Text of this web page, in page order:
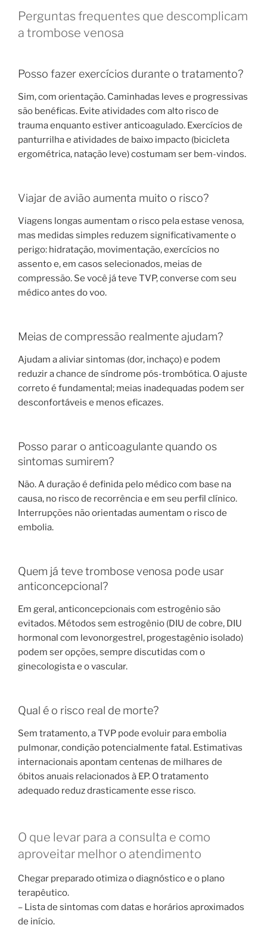
Perguntas frequentes que descomplicam
a trombose venosa
Posso fazer exercícios durante o tratamento?
Sim, com orientação. Caminhadas leves e progressivas
são benéficas. Evite atividades com alto risco de
trauma enquanto estiver anticoagulado. Exercícios de
panturrilha e atividades de baixo impacto (bicicleta
ergométrica, natação leve) costumam ser bem-vindos.
Viajar de avião aumenta muito o risco?
Viagens longas aumentam o risco pela estase venosa,
mas medidas simples reduzem significativamente o
perigo: hidratação, movimentação, exercícios no
assento e, em casos selecionados, meias de
compressão. Se você já teve TVP, converse com seu
médico antes do voo.
Meias de compressão realmente ajudam?
Ajudam a aliviar sintomas (dor, inchaço) e podem
reduzir a chance de síndrome pós-trombótica. O ajuste
correto é fundamental; meias inadequadas podem ser
desconfortáveis e menos eficazes.
Posso parar o anticoagulante quando os
sintomas sumirem?
Não. A duração é definida pelo médico com base na
causa, no risco de recorrência e em seu perfil clínico.
Interrupções não orientadas aumentam o risco de
embolia.
Quem já teve trombose venosa pode usar
anticoncepcional?
Em geral, anticoncepcionais com estrogênio são
evitados. Métodos sem estrogênio (DIU de cobre, DIU
hormonal com levonorgestrel, progestagênio isolado)
podem ser opções, sempre discutidas com o
ginecologista e o vascular.
Qual é o risco real de morte?
Sem tratamento, a TVP pode evoluir para embolia
pulmonar, condição potencialmente fatal. Estimativas
internacionais apontam centenas de milhares de
óbitos anuais relacionados à EP. O tratamento
adequado reduz drasticamente esse risco.
O que levar para a consulta e como
aproveitar melhor o atendimento
Chegar preparado otimiza o diagnóstico e o plano
terapêutico.
– Lista de sintomas com datas e horários aproximados
de início.